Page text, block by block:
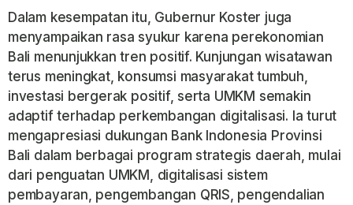
Dalam kesempatan itu, Gubernur Koster juga
menyampaikan rasa syukur karena perekonomian
Bali menunjukkan tren positif. Kunjungan wisatawan
terus meningkat, konsumsi masyarakat tumbuh,
investasi bergerak positif, serta UMKM semakin
adaptif terhadap perkembangan digitalisasi. Ia turut
mengapresiasi dukungan Bank Indonesia Provinsi
Bali dalam berbagai program strategis daerah, mulai
dari penguatan UMKM, digitalisasi sistem
pembayaran, pengembangan QRIS, pengendalian